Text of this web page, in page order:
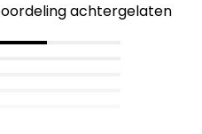
achtergelaten